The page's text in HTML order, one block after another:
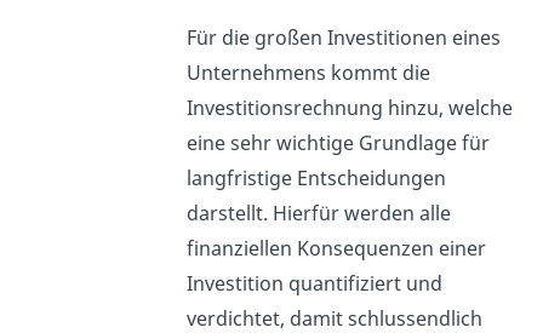
Für die großen Investitionen eines
Unternehmens kommt die
Investitionsrechnung hinzu, welche
eine sehr wichtige Grundlage für
langfristige Entscheidungen
darstellt. Hierfür werden alle
finanziellen Konsequenzen einer
Investition quantifiziert und
verdichtet, damit schlussendlich